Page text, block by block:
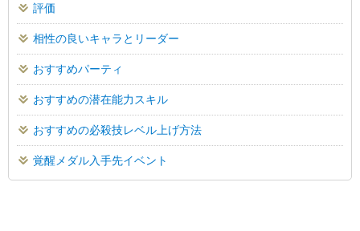
評価
相性の良いキャラとリーダー
おすすめパーティ
おすすめの潜在能力スキル
おすすめの必殺技レベル上げ方法
覚醒メダル入手先イベント